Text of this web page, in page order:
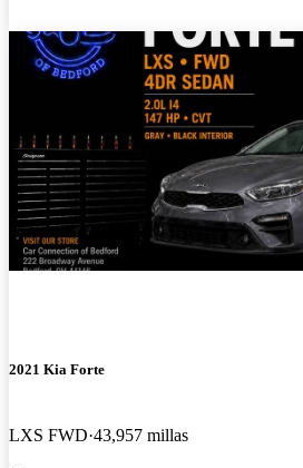
2021 Kia Forte
LXS FWD 43,957 millas